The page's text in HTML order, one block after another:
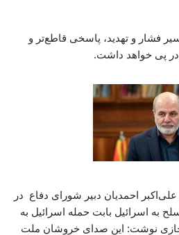
فشار و تهدید، پاسخی قاطع‌تر و
در پی خواهد داشت.
احمدیان دبیر شورای دفاع در
به اسرائیل بابت حمله اسرائیل به
نوشت: این صدای خروشان ملت